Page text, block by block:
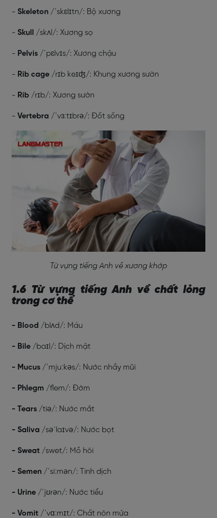
- Skeleton /ˈskɛlɪtn/: Bộ xương
- Skull /skʌl/: Xương sọ
- Pelvis /ˈpɛlvɪs/: Xương chậu
- Rib cage /rɪb keɪʤ/: Khung xương sườn
- Rib /rɪb/: Xương sườn
- Vertebra /ˈvɜːtɪbrə/: Đốt sống
Từ vựng tiếng Anh về xương khớp
1.6 Từ vựng tiếng Anh về chất lỏng
trong cơ thể
- Blood /blʌd/: Máu
- Bile /baɪl/: Dịch mật
- Mucus /ˈmjuːkəs/: Nước nhầy mũi
- Phlegm /flem/: Đờm
- Tears /tiə/: Nước mắt
- Saliva /səˈlaɪvə/: Nước bọt
- Sweat /swet/: Mồ hôi
- Semen /ˈsiːmən/: Tinh dịch
- Urine /ˈjʊrən/: Nước tiểu
- Vomit /ˈvɑːmɪt/: Chất nôn mửa